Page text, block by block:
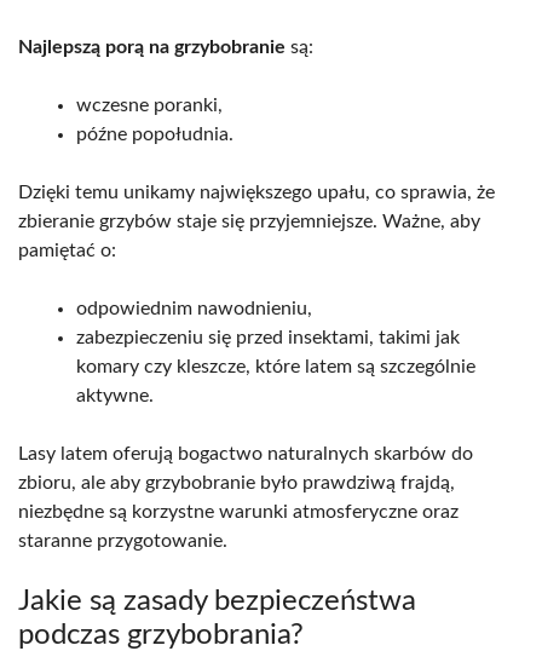
Najlepszą porą na grzybobranie są:
wczesne poranki,
późne popołudnia.
Dzięki temu unikamy największego upału, co sprawia, że
zbieranie grzybów staje się przyjemniejsze. Ważne, aby
pamiętać o:
odpowiednim nawodnieniu,
zabezpieczeniu się przed insektami, takimi jak
komary czy kleszcze, które latem są szczególnie
aktywne.
Lasy latem oferują bogactwo naturalnych skarbów do
zbioru, ale aby grzybobranie było prawdziwą frajdą,
niezbędne są korzystne warunki atmosferyczne oraz
staranne przygotowanie.
Jakie są zasady bezpieczeństwa
podczas grzybobrania?